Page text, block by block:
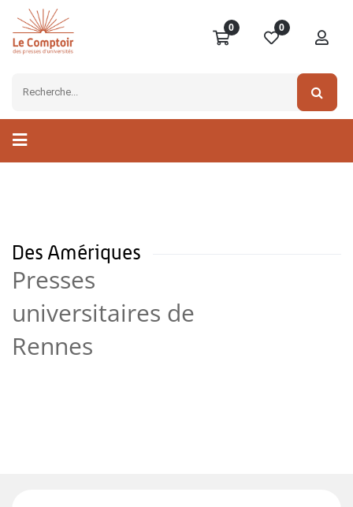
0 0
Des Amériques
Presses
universitaires de
Rennes